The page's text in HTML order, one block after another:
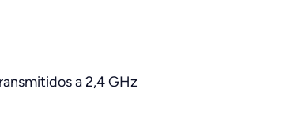
a 2,4 GHz